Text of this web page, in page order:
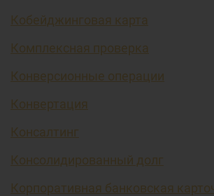
Кобейджинговая карта
Комплексная проверка
Конверсионные операции
Конвертация
Консалтинг
Консолидированный долг
Корпоративная банковская